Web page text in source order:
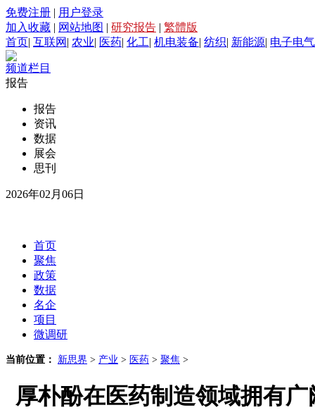
免费注册 | 用户登录
加入收藏 | 网站地图 | 研究报告 | 繁體版
首页| 互联网 | 农业| 医药| 化工| 机电装备| 纺织| 新能源| 电子电气
频道栏目
报告
报告
资讯
数据
展会
思刊
2026年02月06日
首页
聚焦
政策
数据
名企
项目
微调研
当前位置： 新思界 > 产业 > 医药 > 聚焦 >
厚朴酚在医药制造领域拥有